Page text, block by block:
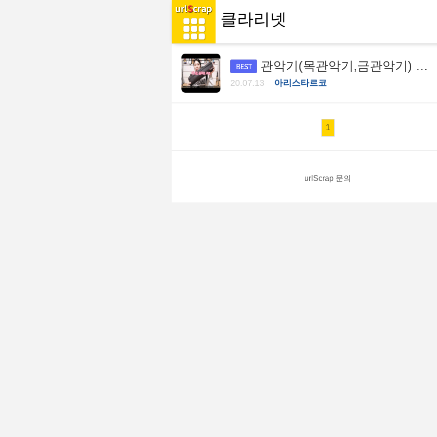
관악기(목관악기,금관악기) 종류 10가지
20.07.13 아리스타르코
1
urlScrap 문의